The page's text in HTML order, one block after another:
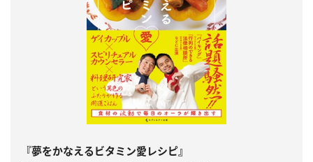
『夢をかなえるビタミン愛レシピ』